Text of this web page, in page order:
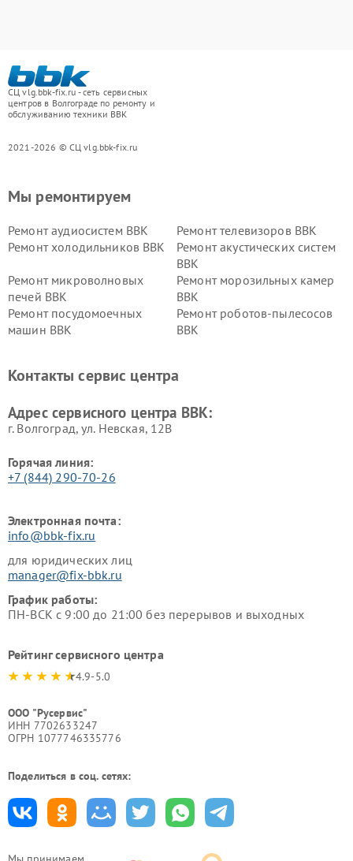
СЦ vlg.bbk-fix.ru - сеть сервисных
центров в Волгограде по ремонту и
обслуживанию техники BBK
2021-2026 © СЦ vlg.bbk-fix.ru
Мы ремонтируем
Ремонт аудиосистем BBK
Ремонт телевизоров BBK
Ремонт холодильников BBK
Ремонт акустических систем
BBK
Ремонт микроволновых
печей BBK
Ремонт морозильных камер
BBK
Ремонт посудомоечных
машин BBK
Ремонт роботов-пылесосов
BBK
Ремонт винных шкафов BBK
Контакты сервис центра
Адрес сервисного центра BBK:
г. Волгоград, ул. Невская, 12В
Горячая линия:
+7 (844) 290-70-26
Электронная почта:
info@bbk-fix.ru
для юридических лиц
manager@fix-bbk.ru
График работы:
ПН-ВСК с 9:00 до 21:00 без перерывов и выходных
Рейтинг сервисного центра
4.9-5.0
ООО "Русервис"
ИНН 7702633247
ОГРН 1077746335776
Поделиться в соц. сетях: